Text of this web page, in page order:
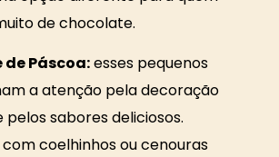
de chocolate.
de Páscoa:esses pequenos
a atenção pela decoração
sabores deliciosos.
coelhinhos ou cenouras